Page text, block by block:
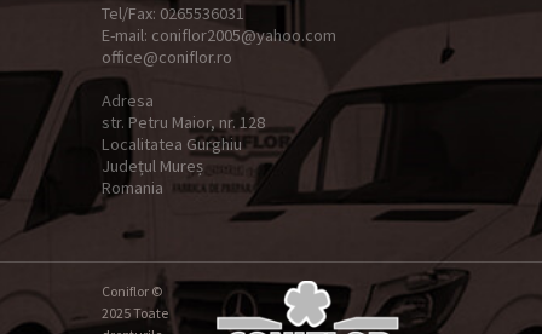
Tel/Fax: 0265536031
E-mail: coniflor2005@yahoo.com
office@coniflor.ro
Adresa
str. Petru Maior, nr. 128
Localitatea Gurghiu
Județul Mureș
Romania
Coniflor ©
2025 Toate